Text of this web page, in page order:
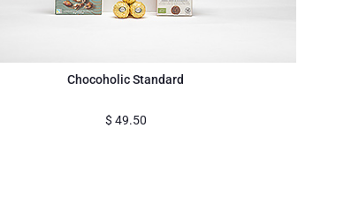
Chocoholic Standard
$ 49.50